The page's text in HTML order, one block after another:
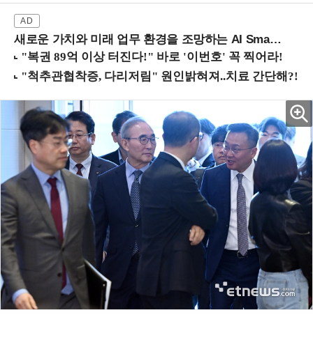
새로운 가치와 미래 업무 환경을 조망하는 AI Smart Work Summit 2026 (9/11 코엑스)